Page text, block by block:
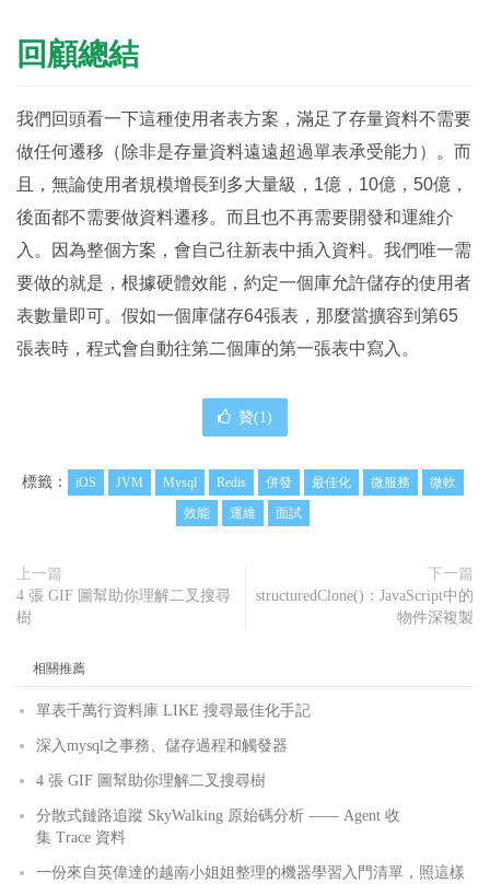
回顧總結
我們回頭看一下這種使用者表方案，滿足了存量資料不需要
做任何遷移（除非是存量資料遠遠超過單表承受能力）。而
且，無論使用者規模增長到多大量級，1億，10億，50億，
後面都不需要做資料遷移。而且也不再需要開發和運維介
入。因為整個方案，會自己往新表中插入資料。我們唯一需
要做的就是，根據硬體效能，約定一個庫允許儲存的使用者
表數量即可。假如一個庫儲存64張表，那麼當擴容到第65
張表時，程式會自動往第二個庫的第一張表中寫入。
贊(1)
標籤： iOS JVM Mysql Redis 併發 最佳化 微服務
微軟
效能
運維 面試
上一篇
4 張 GIF 圖幫助你理解二叉搜尋
樹
下一篇
structuredClone()：JavaScript中的
物件深複製
相關推薦
單表千萬行資料庫 LIKE 搜尋最佳化手記
深入mysql之事務、儲存過程和觸發器
4 張 GIF 圖幫助你理解二叉搜尋樹
分散式鏈路追蹤 SkyWalking 原始碼分析 —— Agent 收
集 Trace 資料
一份來自英偉達的越南小姐姐整理的機器學習入門清單，照這樣